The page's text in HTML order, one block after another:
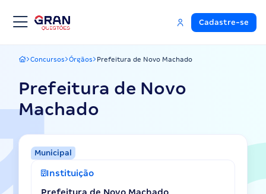
Cadastre-se
Gran Questões
Concursos Órgãos Prefeitura de Novo Machado
Prefeitura de Novo
Machado
Municipal
Instituição